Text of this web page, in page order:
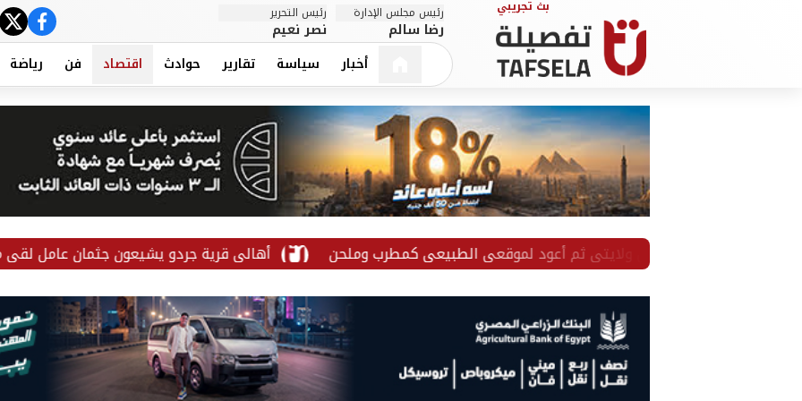
رئيس مجلس الإدارة
رضا سالم
رئيس التحرير
نصر نعيم
أخبار سياسة تقارير حوادث اقتصاد فن رياضة
أهالي قرية جردو يشيعون جثمان عامل لقي مصرعه سأكمل ولايتي ثم أعود لموقعي الطبيعي كمطرب وملحن